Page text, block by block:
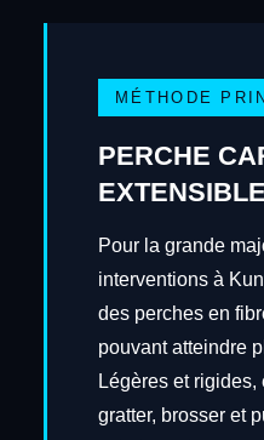
MÉTHODE
PERCHE
EXTENSIBLE
Pour la grande
interventions à
des perches en
pouvant atteindre
Légères et
gratter, brosser et